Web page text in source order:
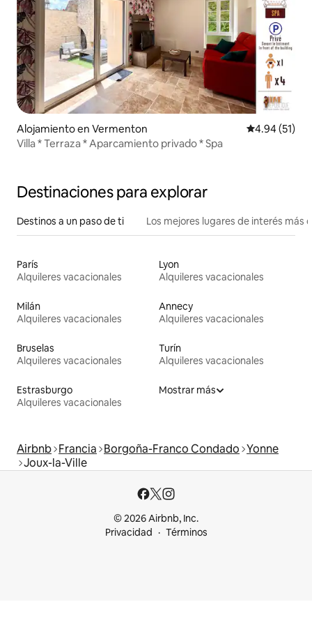
Alojamiento en Vermenton Calificación
4.94 (51)
Villa * Terraza * Aparcamiento privado * Spa
Destinaciones para explorar
Destinos a un paso de ti Los mejores lugares de interés más
París
Alquileres vacacionales
Lyon
Alquileres vacacionales
Milán
Alquileres vacacionales
Annecy
Alquileres vacacionales
Bruselas
Alquileres vacacionales
Turín
Alquileres vacacionales
Estrasburgo
Alquileres vacacionales
Mostrar más
Airbnb Francia Borgoña-Franco Condado Yonne
Joux-la-Ville
© 2026 Airbnb, Inc.
Privacidad
Términos